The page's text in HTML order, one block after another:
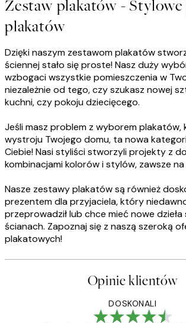
Zestaw plakatów -
plakatów
Dzięki naszym zestawom plakatów
ściennej stało się proste! Nasz duży
wzbogaci wszystkie pomieszczenia w
niezależnie od tego, czy szukasz nowej
kuchni, czy pokoju dziecięcego.
Jeśli masz problem z wyborem plakatów,
wystroju Twojego domu, ta nowa
Ciebie! Nasi styliści stworzyli projekty z
kombinacjami kolorów i stylów, zawsze na
Nasze zestawy plakatów są również
prezentem dla przyjaciela, który
przeprowadził lub chce mieć nowe
ścianach. Zapoznaj się z naszą szeroką
plakatowych!
Opinie klientów
DOSKONALI